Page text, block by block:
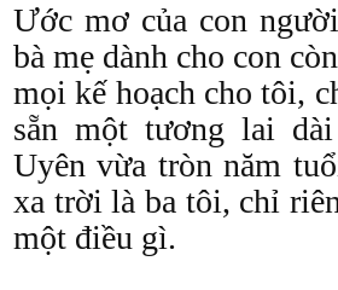
Ước mơ của con
bà mẹ dành cho con
mọi kế hoạch cho tôi,
sẵn một tương lai
Uyên vừa tròn năm
xa trời là ba tôi, chỉ
một điều gì.